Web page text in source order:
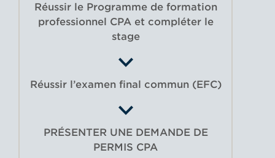
Réussir le Programme de formation
professionnel CPA et compléter le
stage
Réussir l’examen final commun (EFC)
PRÉSENTER UNE DEMANDE DE
PERMIS CPA